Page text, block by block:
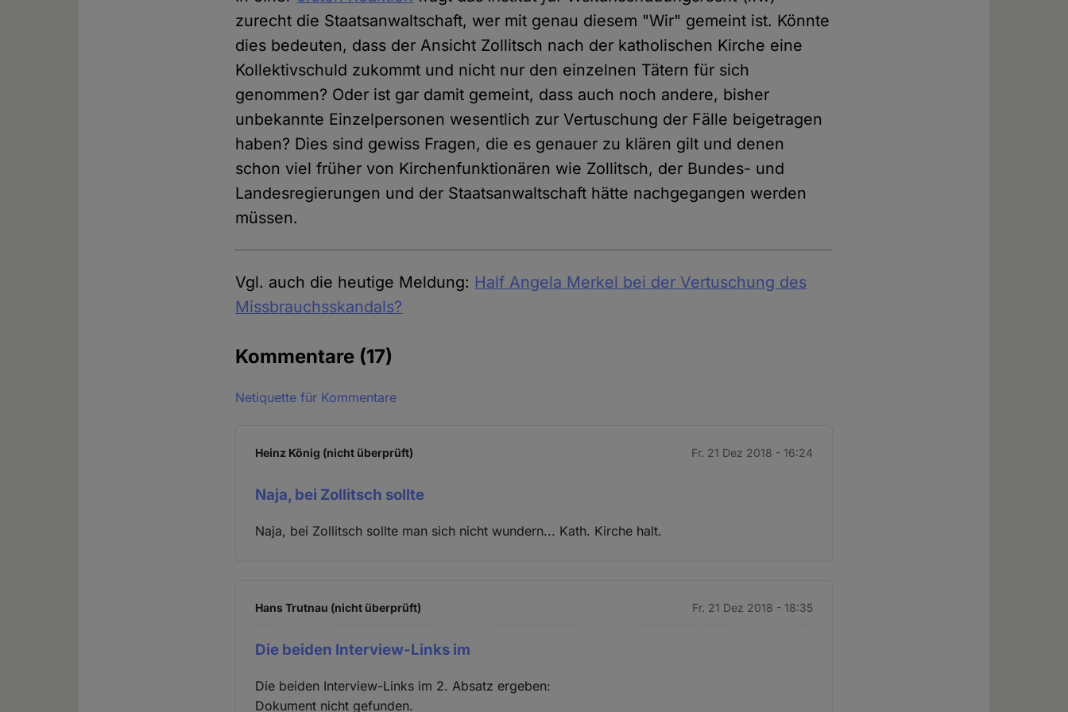
zurecht die Staatsanwaltschaft, wer mit genau diesem "Wir" gemeint ist. Könnte
dies bedeuten, dass der Ansicht Zollitsch nach der katholischen Kirche eine
Kollektivschuld zukommt und nicht nur den einzelnen Tätern für sich
genommen? Oder ist gar damit gemeint, dass auch noch andere, bisher
unbekannte Einzelpersonen wesentlich zur Vertuschung der Fälle beigetragen
haben? Dies sind gewiss Fragen, die es genauer zu klären gilt und denen
schon viel früher von Kirchenfunktionären wie Zollitsch, der Bundes- und
Landesregierungen und der Staatsanwaltschaft hätte nachgegangen werden
müssen.
Vgl. auch die heutige Meldung: Half Angela Merkel bei der Vertuschung des
Missbrauchsskandals?
Kommentare (17)
Netiquette für Kommentare
Heinz König (nicht überprüft) Fr. 21 Dez 2018 - 16:24
Naja, bei Zollitsch sollte
Naja, bei Zollitsch sollte man sich nicht wundern... Kath. Kirche halt.
Hans Trutnau (nicht überprüft) Fr. 21 Dez 2018 - 18:35
Die beiden Interview-Links im
Die beiden Interview-Links im 2. Absatz ergeben:
Dokument nicht gefunden.